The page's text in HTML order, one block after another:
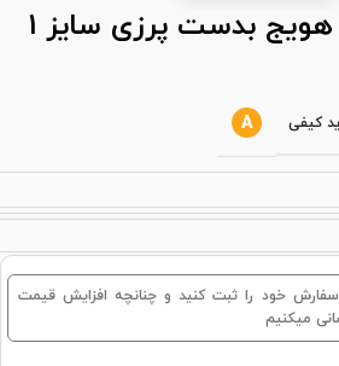
عروسک خرگوش هویج بدست پرزی سایز 1
کیفی A
خود را ثبت کنید و چنانچه افزایش قیمت
میکنیم